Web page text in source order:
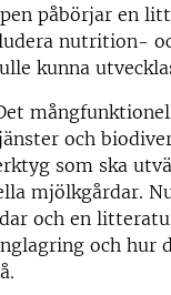
påbörjar en
nutrition-
kunna
och
som ska
mjölkgårdar.
och en
och hur